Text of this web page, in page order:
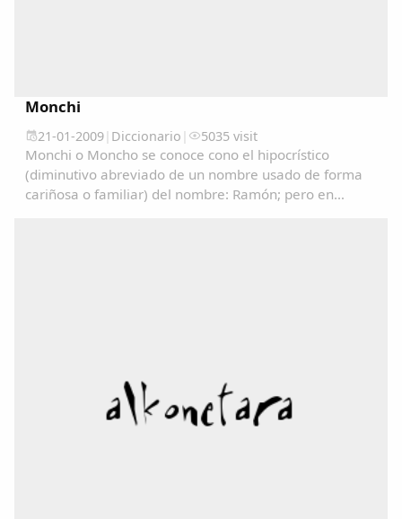
Monchi
21-01-2009| Diccionario | 5035 visit
Monchi o Moncho se conoce cono el hipocrístico
(diminutivo abreviado de un nombre usado de forma
cariñosa o familiar) del nombre: Ramón; pero en